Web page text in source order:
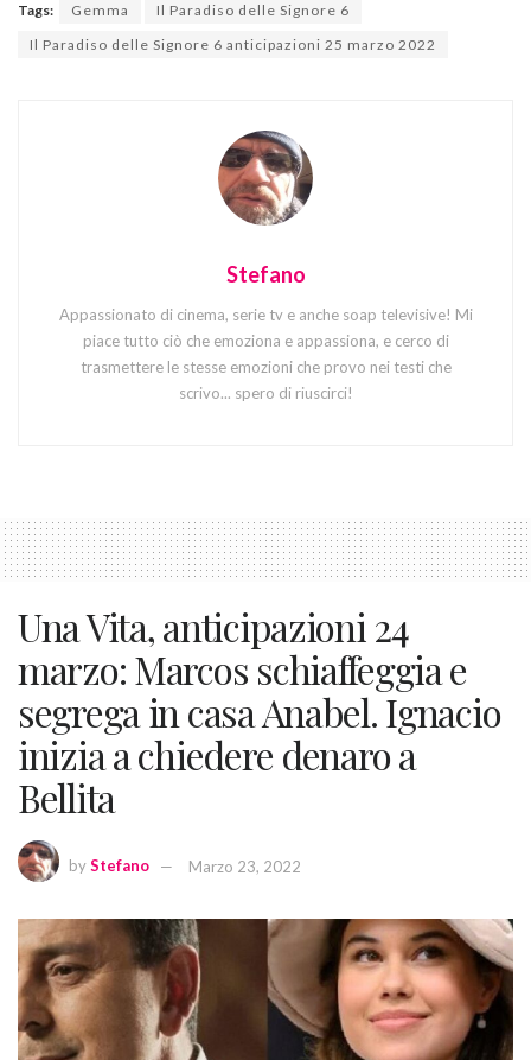
Tags: Gemma
Il Paradiso delle Signore 6
Il Paradiso delle Signore 6 anticipazioni 25 marzo 2022
Stefano
Appassionato di cinema, serie tv e anche soap televisive! Mi
piace tutto ciò che emoziona e appassiona, e cerco di
trasmettere le stesse emozioni che provo nei testi che
scrivo... spero di riuscirci!
Una Vita, anticipazioni 24
marzo: Marcos schiaffeggia e
segrega in casa Anabel. Ignacio
inizia a chiedere denaro a
Bellita
byStefano Marzo 23, 2022